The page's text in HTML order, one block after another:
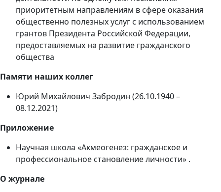
приоритетным направлениям в сфере оказания
общественно полезных услуг с использованием
грантов Президента Российской Федерации,
предоставляемых на развитие гражданского
общества
Памяти наших коллег
Юрий Михайлович Забродин (26.10.1940 –
08.12.2021)
Приложение
Научная школа «Акмеогенез: гражданское и
профессиональное становление личности» .
О журнале